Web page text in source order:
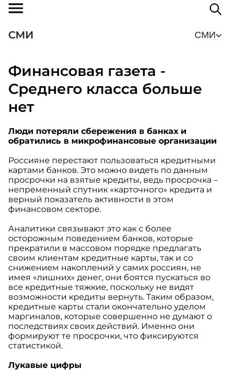
СМИ СМИ
Финансовая газета -
Среднего класса больше
нет
Люди потеряли сбережения в банках и
обратились в микрофинансовые организации
Россияне перестают пользоваться кредитными
картами банков. Это можно видеть по данным
просрочки на взятые кредиты, ведь просрочка –
непременный спутник «карточного» кредита и
верный показатель активности в этом
финансовом секторе.
Аналитики связывают это как с более
осторожным поведением банков, которые
прекратили в массовом порядке предлагать
своим клиентам кредитные карты, так и со
снижением накоплений у самих россиян, не
имея «лишних» денег, они боятся пускаться во
все кредитные тяжкие, поскольку не видят
возможности кредиты вернуть. Таким образом,
кредитные карты стали окончательно уделом
маргиналов, которые совершенно не думают о
последствиях своих действий. Именно они
формируют те просрочки, что фиксируются
статистикой.
Лукавые цифры